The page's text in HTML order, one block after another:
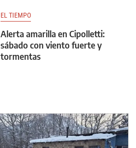
EL TIEMPO
Alerta amarilla en Cipolletti:
sábado con viento fuerte y
tormentas